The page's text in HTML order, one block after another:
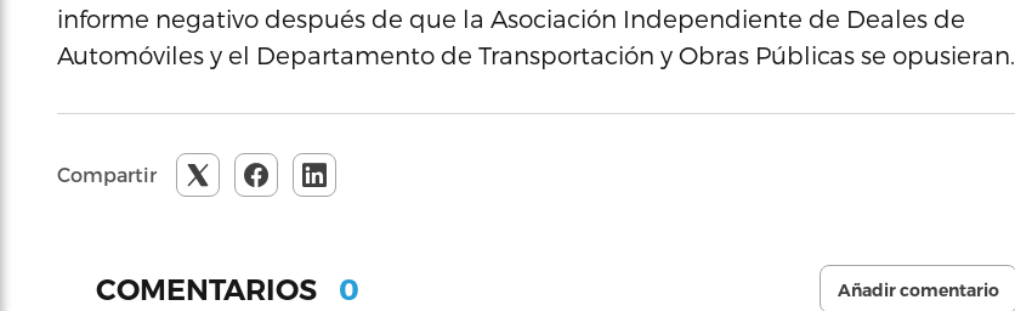
informe negativo después de que la Asociación Independiente de Deales de
Automóviles y el Departamento de Transportación y Obras Públicas se opusieran.
Compartir
COMENTARIOS 0 Añadir comentario